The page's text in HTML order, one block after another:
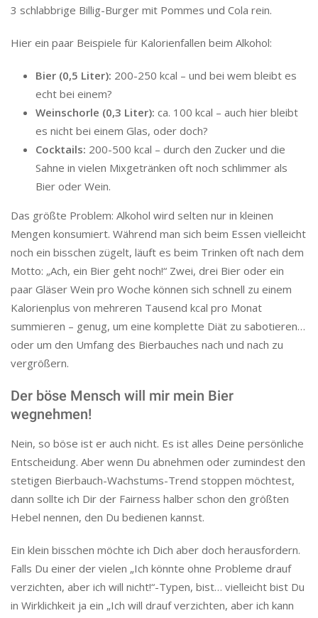
3 schlabbrige Billig-Burger mit Pommes und Cola rein.
Hier ein paar Beispiele für Kalorienfallen beim Alkohol:
Bier (0,5 Liter): 200-250 kcal – und bei wem bleibt es
echt bei einem?
Weinschorle (0,3 Liter): ca. 100 kcal – auch hier bleibt
es nicht bei einem Glas, oder doch?
Cocktails: 200-500 kcal – durch den Zucker und die
Sahne in vielen Mixgetränken oft noch schlimmer als
Bier oder Wein.
Das größte Problem: Alkohol wird selten nur in kleinen
Mengen konsumiert. Während man sich beim Essen vielleicht
noch ein bisschen zügelt, läuft es beim Trinken oft nach dem
Motto: „Ach, ein Bier geht noch!“ Zwei, drei Bier oder ein
paar Gläser Wein pro Woche können sich schnell zu einem
Kalorienplus von mehreren Tausend kcal pro Monat
summieren – genug, um eine komplette Diät zu sabotieren…
oder um den Umfang des Bierbauches nach und nach zu
vergrößern.
Der böse Mensch will mir mein Bier
wegnehmen!
Nein, so böse ist er auch nicht. Es ist alles Deine persönliche
Entscheidung. Aber wenn Du abnehmen oder zumindest den
stetigen Bierbauch-Wachstums-Trend stoppen möchtest,
dann sollte ich Dir der Fairness halber schon den größten
Hebel nennen, den Du bedienen kannst.
Ein klein bisschen möchte ich Dich aber doch herausfordern.
Falls Du einer der vielen „Ich könnte ohne Probleme drauf
verzichten, aber ich will nicht!“-Typen, bist… vielleicht bist Du
in Wirklichkeit ja ein „Ich will drauf verzichten, aber ich kann